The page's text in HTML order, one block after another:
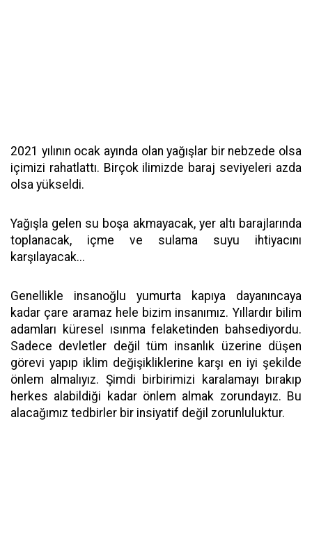
2021 yılının ocak ayında olan yağışlar bir nebzede olsa
içimizi rahatlattı. Birçok ilimizde baraj seviyeleri azda
olsa yükseldi.
Yağışla gelen su boşa akmayacak, yer altı barajlarında
toplanacak, içme ve sulama suyu ihtiyacını
karşılayacak...
Genellikle insanoğlu yumurta kapıya dayanıncaya
kadar çare aramaz hele bizim insanımız. Yıllardır bilim
adamları küresel ısınma felaketinden bahsediyordu.
Sadece devletler değil tüm insanlık üzerine düşen
görevi yapıp iklim değişikliklerine karşı en iyi şekilde
önlem almalıyız. Şimdi birbirimizi karalamayı bırakıp
herkes alabildiği kadar önlem almak zorundayız. Bu
alacağımız tedbirler bir insiyatif değil zorunluluktur.